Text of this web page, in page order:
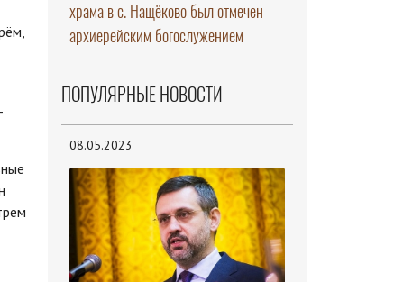
храма в с. Нащёково был отмечен
архиерейским богослужением
ПОПУЛЯРНЫЕ НОВОСТИ
08.05.2023